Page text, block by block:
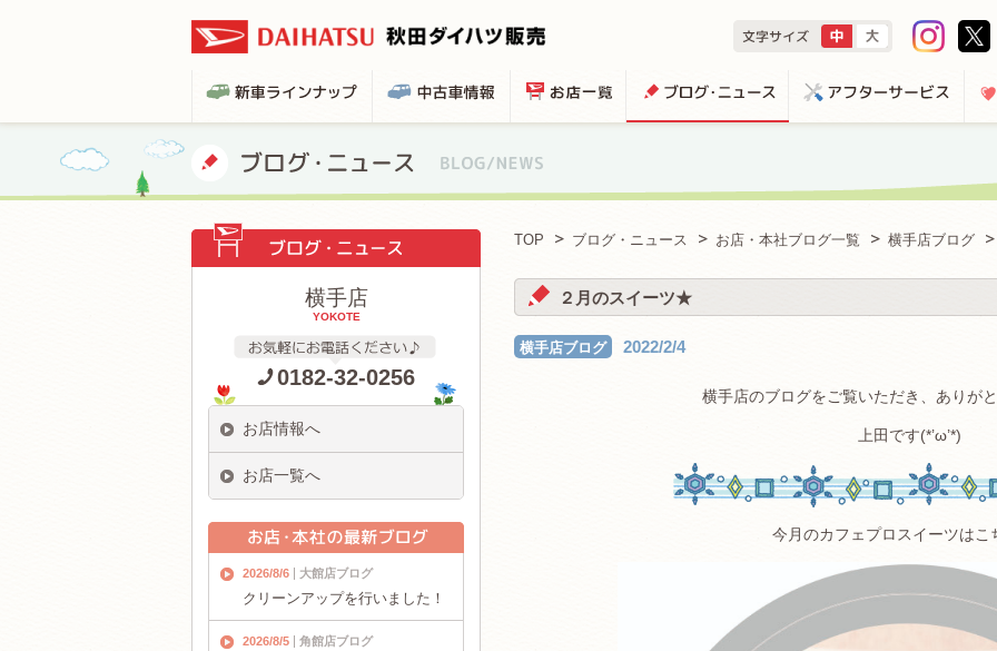
TOP ブログ・ニュース お店・本社ブログ一覧 横手店ブログ
２月のスイーツ★
横手店ブログ 2022/2/4
横手店のブログをご覧いただき、ありが
上田です(*’ω’*)
今月のカフェプロスイーツはこ
横手店
YOKOTE
0182-32-0256
お店情報へ
お店一覧へ
2026/8/6 大館店ブログ
クリーンアップを行いました！
2026/8/5 角館店ブログ